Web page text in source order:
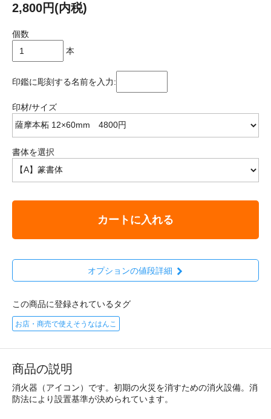
2,800円(内税)
個数
本
印鑑に彫刻する名前を入力:
印材/サイズ
書体を選択
カートに入れる
オプションの値段詳細
この商品に登録されているタグ
お店・商売で使えそうなはんこ
商品の説明
消火器（アイコン）です。初期の火災を消すための消火設備。消
防法により設置基準が決められています。